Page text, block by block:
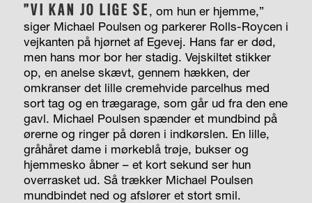
”VI KAN JO LIGE SE, om hun er hjemme,”
siger Michael Poulsen og parkerer Rolls-Roycen i
vejkanten på hjørnet af Egevej. Hans far er død,
men hans mor bor her stadig. Vejskiltet stikker
op, en anelse skævt, gennem hækken, der
omkranser det lille cremehvide parcelhus med
sort tag og en trægarage, som går ud fra den ene
gavl. Michael Poulsen spænder et mundbind på
ørerne og ringer på døren i indkørslen. En lille,
gråhåret dame i mørkeblå trøje, bukser og
hjemmesko åbner – et kort sekund ser hun
overrasket ud. Så trækker Michael Poulsen
mundbindet ned og afslører et stort smil.